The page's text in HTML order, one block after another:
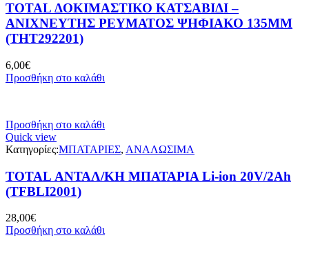
TOTAL ΔΟΚΙΜΑΣΤΙΚΟ ΚΑΤΣΑΒΙΔΙ –
ΑΝΙΧΝΕΥΤΗΣ ΡΕΥΜΑΤΟΣ ΨΗΦΙΑΚΟ 135MM
(THT292201)
6,00€
Προσθήκη στο καλάθι
Προσθήκη στο καλάθι
Quick view
Κατηγορίες:ΜΠΑΤΑΡΙΕΣ, ΑΝΑΛΩΣΙΜΑ
TOTAL ΑΝΤΑΛ/ΚΗ ΜΠΑΤΑΡΙΑ Li-ion 20V/2Ah
(TFBLI2001)
28,00€
Προσθήκη στο καλάθι